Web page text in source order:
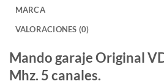
MARCA
VALORACIONES (0)
Mando garaje Original
Mhz. 5 canales.